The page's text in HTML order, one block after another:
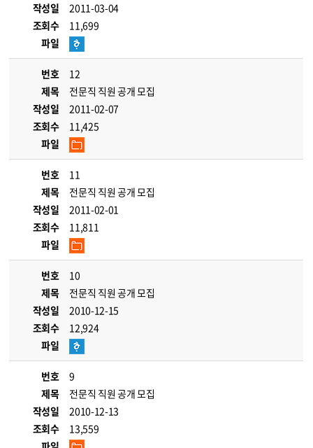
작성일
2011-03-04
조회수
11,699
파일
번호
12
제목
전문직 직원 공개 모집
작성일
2011-02-07
조회수
11,425
파일
번호
11
제목
전문직 직원 공개 모집
작성일
2011-02-01
조회수
11,811
파일
번호
10
제목
전문직 직원 공개 모집
작성일
2010-12-15
조회수
12,924
파일
번호
9
제목
전문직 직원 공개 모집
작성일
2010-12-13
조회수
13,559